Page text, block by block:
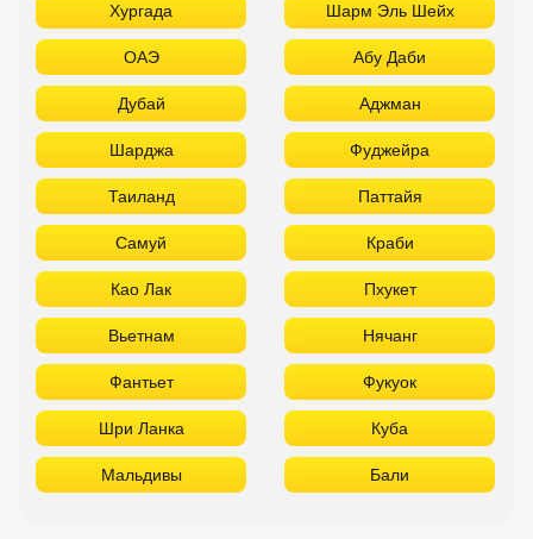
Хургада Шарм Эль Шейх
ОАЭ Абу Даби
Дубай Аджман
Шарджа Фуджейра
Таиланд Паттайя
Самуй Краби
Као Лак Пхукет
Вьетнам Нячанг
Фантьет Фукуок
Шри Ланка Куба
Мальдивы Бали